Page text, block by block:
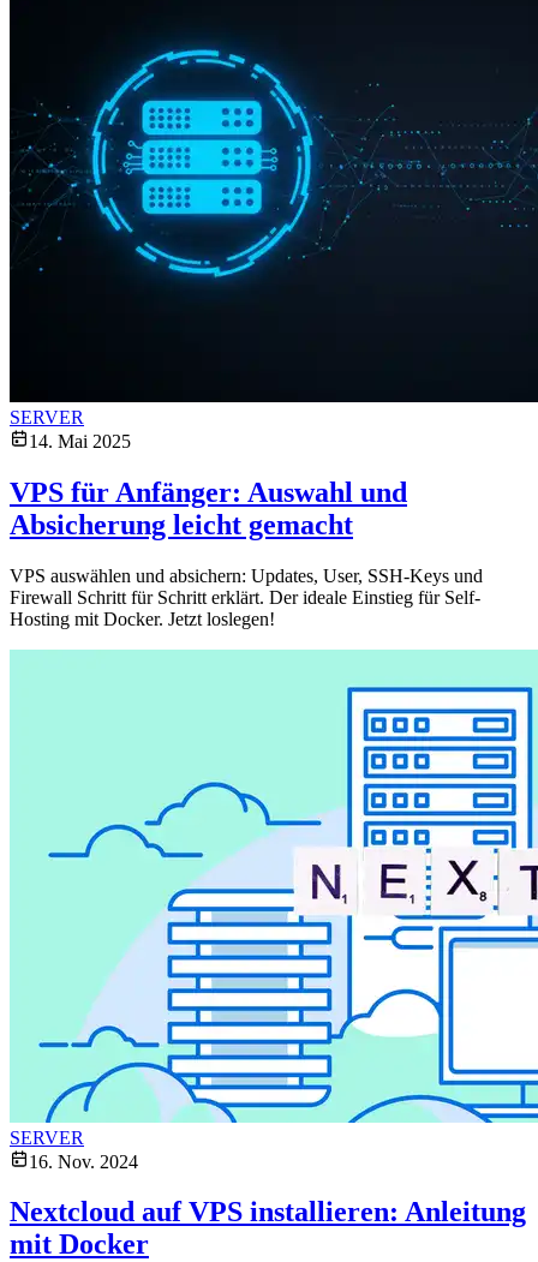
SERVER
14. Mai 2025
VPS für Anfänger: Auswahl und
Absicherung leicht gemacht
VPS auswählen und absichern: Updates, User, SSH-Keys und
Firewall Schritt für Schritt erklärt. Der ideale Einstieg für Self-
Hosting mit Docker. Jetzt loslegen!
SERVER
16. Nov. 2024
Nextcloud auf VPS installieren: Anleitung
mit Docker